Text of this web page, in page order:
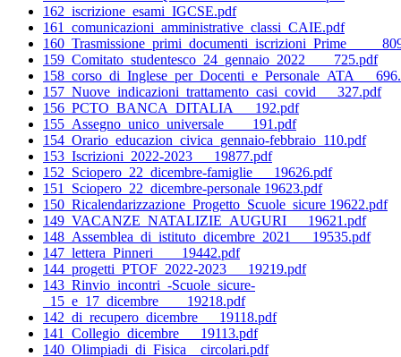
162_iscrizione_esami_IGCSE.pdf
161_comunicazioni_amministrative_classi_CAIE.pdf
159_Comitato_studentesco_24_gennaio_2022____725.pdf
157_Nuove_indicazioni_trattamento_casi_covid___327.pdf
156_PCTO_BANCA_DITALIA___192.pdf
155_Assegno_unico_universale____191.pdf
154_Orario_educazion_civica_gennaio-febbraio_110.pdf
153_Iscrizioni_2022-2023___19877.pdf
152_Sciopero_22_dicembre-famiglie___19626.pdf
151_Sciopero_22_dicembre-personale 19623.pdf
150_Ricalendarizzazione_Progetto_Scuole_sicure 19622.pdf
149_VACANZE_NATALIZIE_AUGURI___19621.pdf
148_Assemblea_di_istituto_dicembre_2021___19535.pdf
147_lettera_Pinneri____19442.pdf
144_progetti_PTOF_2022-2023___19219.pdf
143_Rinvio_incontri_-Scuole_sicure-
_15_e_17_dicembre____19218.pdf
142_di_recupero_dicembre___19118.pdf
141_Collegio_dicembre___19113.pdf
140_Olimpiadi_di_Fisica__circolari.pdf